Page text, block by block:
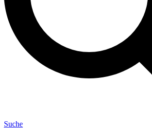
Suche